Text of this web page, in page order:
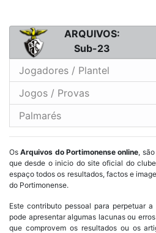
ARQUIVOS:
Sub-23
Jogadores / Plantel
Jogos / Provas
Palmarés
OsArquivos do Portimonense online,
que desde o inicio do site oficial do
espaço todos os resultados, factos e
do Portimonense.
Este contributo pessoal para perpetuar
pode apresentar algumas lacunas ou
que comprovem os resultados ou os